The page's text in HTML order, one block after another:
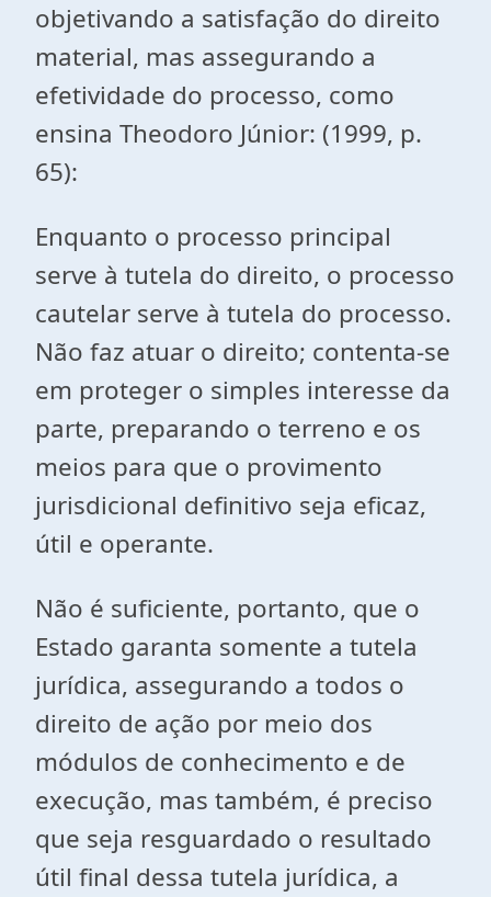
objetivando a satisfação do direito
material, mas assegurando a
efetividade do processo, como
ensina Theodoro Júnior: (1999, p.
65):
Enquanto o processo principal
serve à tutela do direito, o processo
cautelar serve à tutela do processo.
Não faz atuar o direito; contenta-se
em proteger o simples interesse da
parte, preparando o terreno e os
meios para que o provimento
jurisdicional definitivo seja eficaz,
útil e operante.
Não é suficiente, portanto, que o
Estado garanta somente a tutela
jurídica, assegurando a todos o
direito de ação por meio dos
módulos de conhecimento e de
execução, mas também, é preciso
que seja resguardado o resultado
útil final dessa tutela jurídica, a